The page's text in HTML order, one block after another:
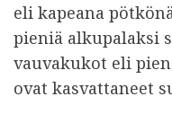
eli kapeana
pieniä alkupalaksi
vauvakukot eli
ovat kasvattaneet